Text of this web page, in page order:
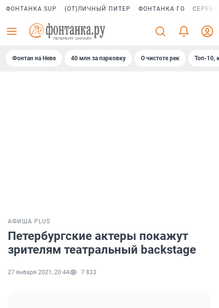
ФОНТАНКА SUP (ОТ)ЛИЧНЫЙ ПИТЕР ФОНТАНКА ГО
Фонтан на Неве 40 млн за парковку О чистоте рек Топ-10,
АФИША PLUS
Петербургские актеры покажут
зрителям театральный backstage
27 января 2021, 20:44 7 833